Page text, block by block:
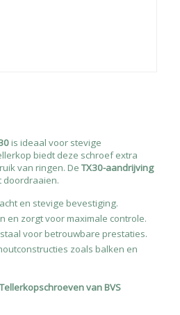
is ideaal voor stevige
biedt deze schroef extra
van ringen. De TX30-aandrijving
doordraaien.
en stevige bevestiging.
en zorgt voor maximale controle.
voor betrouwbare prestaties.
zoals balken en
Tellerkopschroeven van BVS